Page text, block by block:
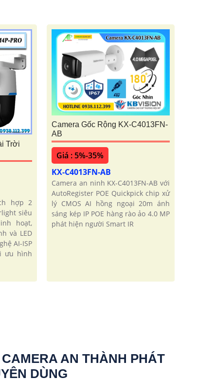
Trời
hợp 2
siêu
hoạt,
và LED
AI-ISP
ưu hình
Camera Gốc Rộng KX-C4013FN-
AB
Giá : 5%-35%
KX-C4013FN-AB
Camera an ninh KX-C4013FN-AB với
AutoRegister POE Quickpick chip xử
lý CMOS AI hồng ngoại 20m ánh
sáng kép IP POE hàng rào ảo 4.0 MP
phát hiện người Smart IR
AN THÀNH PHÁT
DÙNG